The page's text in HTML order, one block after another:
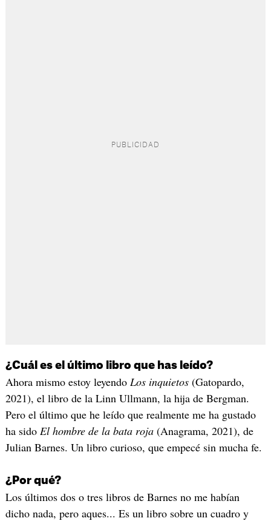
¿Cuál es el último libro que has leído?
Ahora mismo estoy leyendo Los inquietos(Gatopardo,
2021), el libro de la Linn Ullmann, la hija de Bergman.
Pero el último que he leído que realmente me ha gustado
ha sido El hombre de la bata roja(Anagrama, 2021), de
Julian Barnes. Un libro curioso, que empecé sin mucha fe.
¿Por qué?
Los últimos dos o tres libros de Barnes no me habían
dicho nada, pero aques... Es un libro sobre un cuadro y